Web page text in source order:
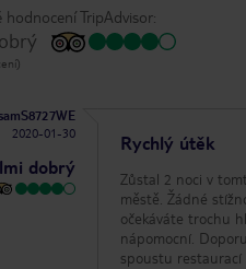
hodnocení TripAdvisor:
2020-01-30
dobrý
Rychlý útěk
Zůstal 2 noci v
městě. Žádné
očekáváte trochu
nápomocní.
spoustu restaurací